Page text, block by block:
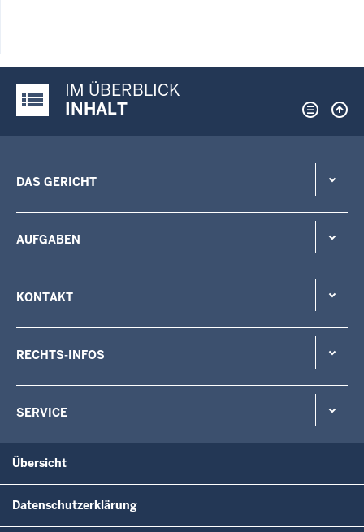
Justiz-Portal im Überblick:
IM ÜBERBLICK
INHALT
DAS GERICHT
AUFGABEN
KONTAKT
RECHTS-INFOS
SERVICE
Übersicht
Datenschutzerklärung